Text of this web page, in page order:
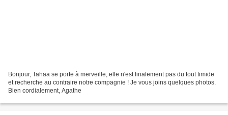
Bonjour, Tahaa se porte à merveille, elle n'est finalement pas du tout timide
et recherche au contraire notre compagnie ! Je vous joins quelques photos.
Bien cordialement, Agathe